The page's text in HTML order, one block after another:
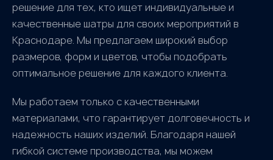
решение для тех, кто ищет индивидуальные и
качественные шатры для своих мероприятий в
Краснодаре. Мы предлагаем широкий выбор
размеров, форм и цветов, чтобы подобрать
оптимальное решение для каждого клиента.
Мы работаем только с качественными
материалами, что гарантирует долговечность и
надежность наших изделий. Благодаря нашей
гибкой системе производства, мы можем